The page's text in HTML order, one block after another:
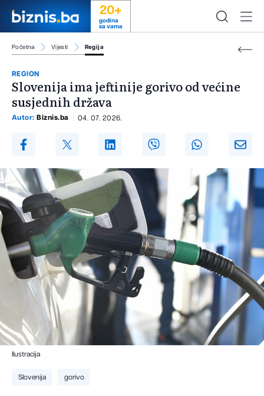
20+
godina
sa vama
Početna Vijesti Regija
REGION
Slovenija ima jeftinije gorivo od većine
susjednih država
Autor: Biznis.ba 04. 07. 2026.
Ilustracija
Slovenija gorivo